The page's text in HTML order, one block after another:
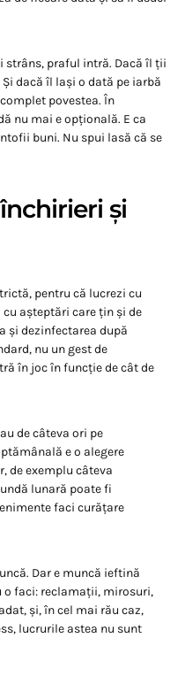
strâns, praful intră. Dacă îl ții
dacă îl lași o dată pe iarbă
povestea. În
nu mai e opțională. E ca
buni. Nu spui lasă că se
și
pentru că lucrezi cu
așteptări care țin și de
și dezinfectarea după
nu un gest de
în joc în funcție de cât de
de câteva ori pe
e o alegere
de exemplu câteva
lunară poate fi
faci curățare
Dar e muncă ieftină
o faci: reclamații, mirosuri,
și, în cel mai rău caz,
lucrurile astea nu sunt